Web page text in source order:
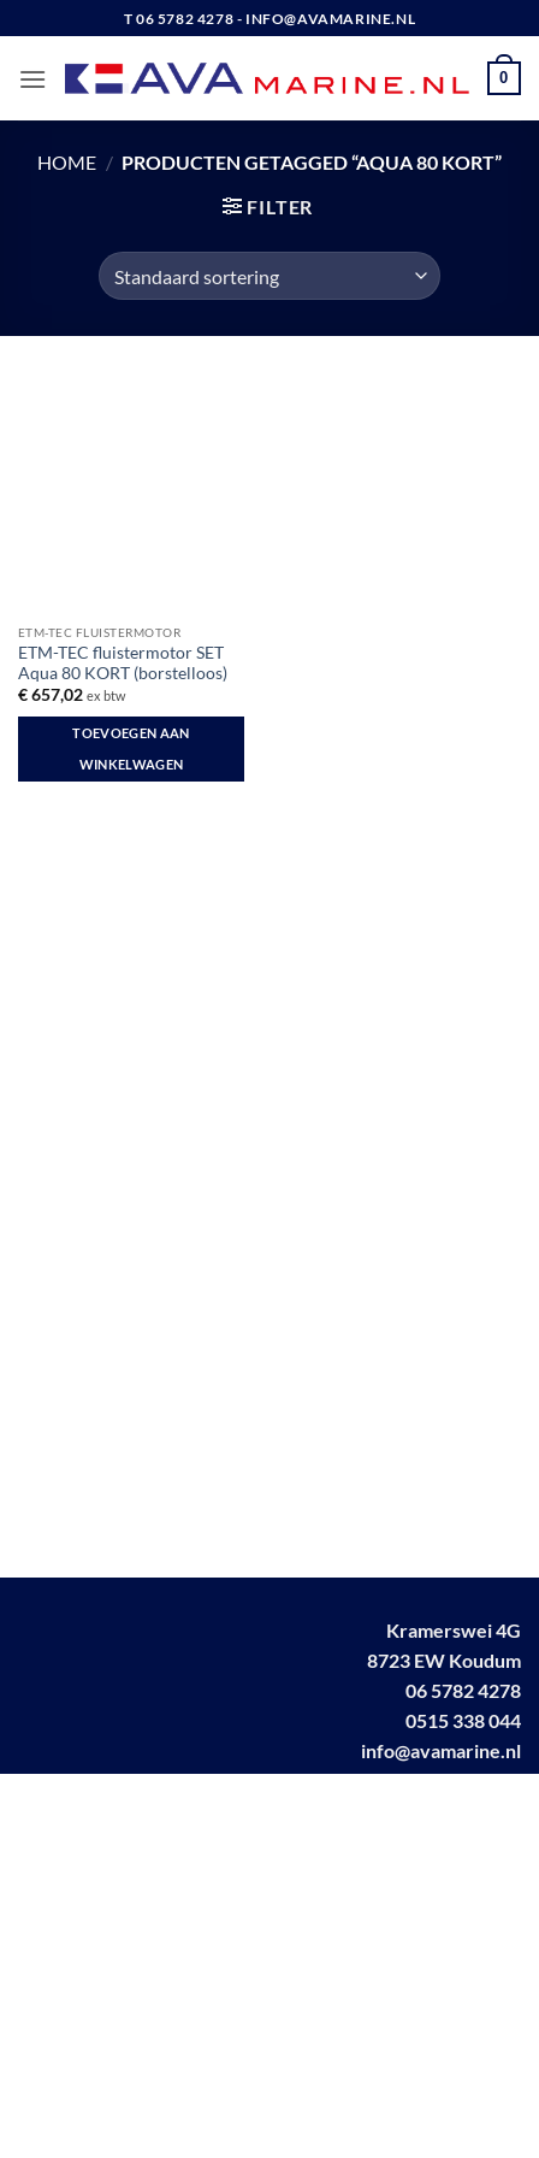
naar
inhoud
T 06 5782 4278 - INFO@AVAMARINE.NL
0
HOME / PRODUCTEN GETAGGED “AQUA 80 KORT”
FILTER
ETM-TEC FLUISTERMOTOR
ETM-TEC fluistermotor SET
Aqua 80 KORT (borstelloos)
€657,02 ex btw
TOEVOEGEN AAN
WINKELWAGEN
Kramerswei 4G
8723 EW Koudum
06 5782 4278
0515 338 044
info@avamarine.nl